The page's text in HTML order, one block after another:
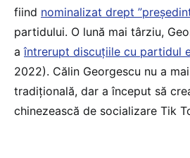
fiind nominalizat drept
partidului. O lună mai târziu,
aîntrerupt discuțiile cu partidul
2022). Călin Georgescu nu a
tradițională, dar a început să
chinezească de socializare Tik